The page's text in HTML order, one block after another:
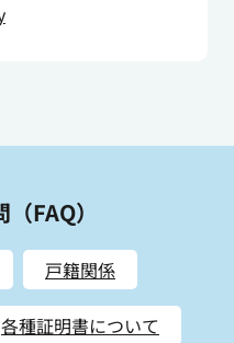
FAQ）
戸籍関係
各種証明書について